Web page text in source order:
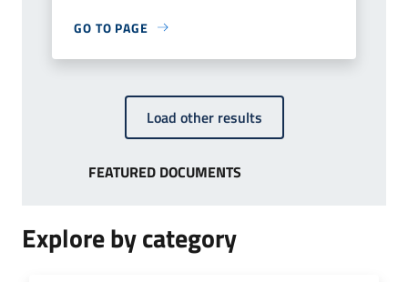
GO TO PAGE
Load other results
FEATURED DOCUMENTS
Explore by category